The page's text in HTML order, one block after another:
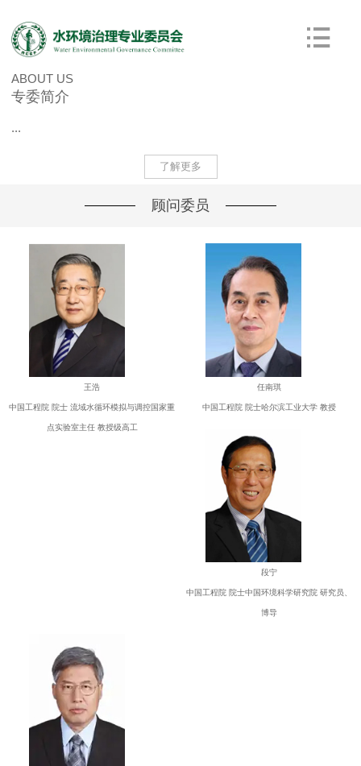
ABOUT US
专委简介
...
了解更多
顾问委员
王浩
中国工程院 院士 流域水循环模拟与调控国家重
点实验室主任 教授级高工
任南琪
中国工程院 院士哈尔滨工业大学 教授
段宁
中国工程院 院士中国环境科学研究院 研究员、
博导